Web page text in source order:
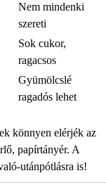
Nem mindenki
szereti
Sok cukor,
ragacsos
Gyümölcslé
ragadós lehet
könnyen elérjék az
papírtányér. A
utánpótlásra is!